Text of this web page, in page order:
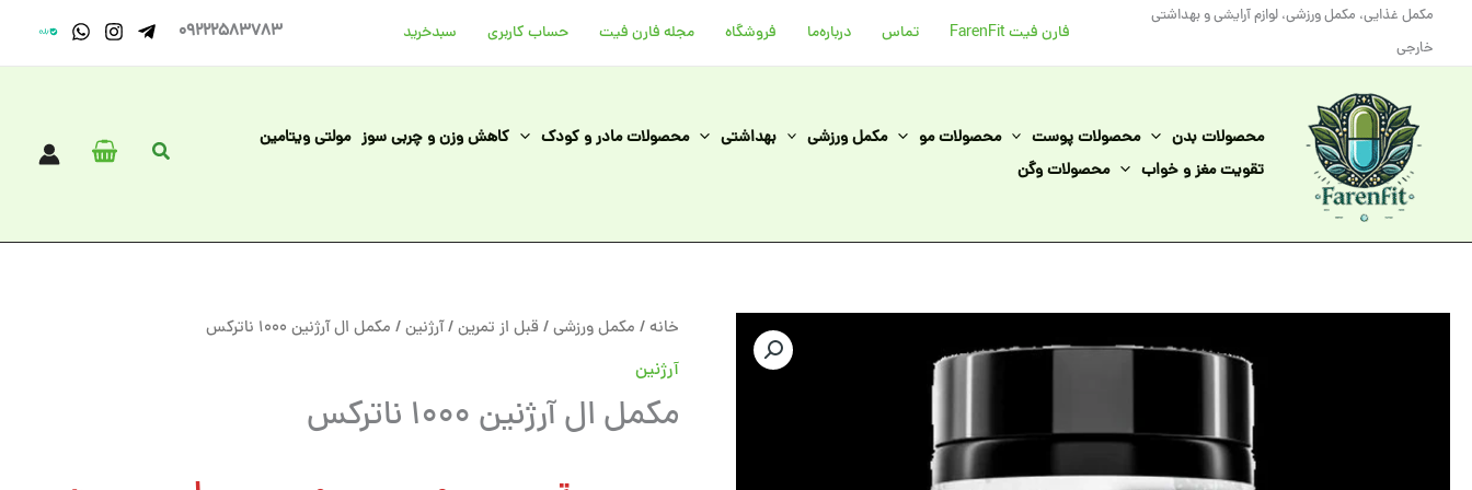
مکمل غذایی، مکمل ورزشی، لوازم آرایشی و بهداشتی
خارجی
فارن فیت FarenFit تماس درباره‌ما فروشگاه مجله فارن فیت حساب کاربری سبد‌خرید 09222583783
محصولات بدن محصولات پوست محصولات مو مکمل ورزشی بهداشتی محصولات مادر و کودک کاهش وزن و چربی سوز مولتی ویتامین
تقویت مغز و خواب
محصولات وگن
جستجو
خانه/ مکمل ورزشی/قبل از تمرین/آرژنین/ مکمل ال آرژنین 1000 ناترکس
آرژنین
مکمل ال آرژنین 1000 ناترکس
مکمل
ال
آرژنین
1000